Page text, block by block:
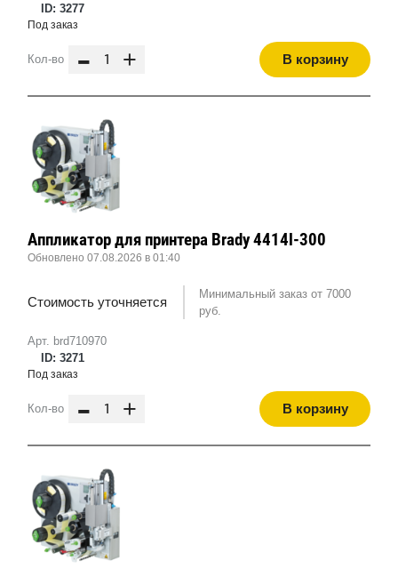
ID: 3277
Под заказ
Кол-во - + В корзину
Арт. brd710970
ID: 3271
Аппликатор для принтера Brady 4414l-300
Обновлено 07.08.2026 в 01:40
Стоимость уточняется
Минимальный заказ от 7000
руб.
Под заказ
Кол-во - + В корзину